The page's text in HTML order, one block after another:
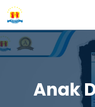
Skip
to
content
Anak